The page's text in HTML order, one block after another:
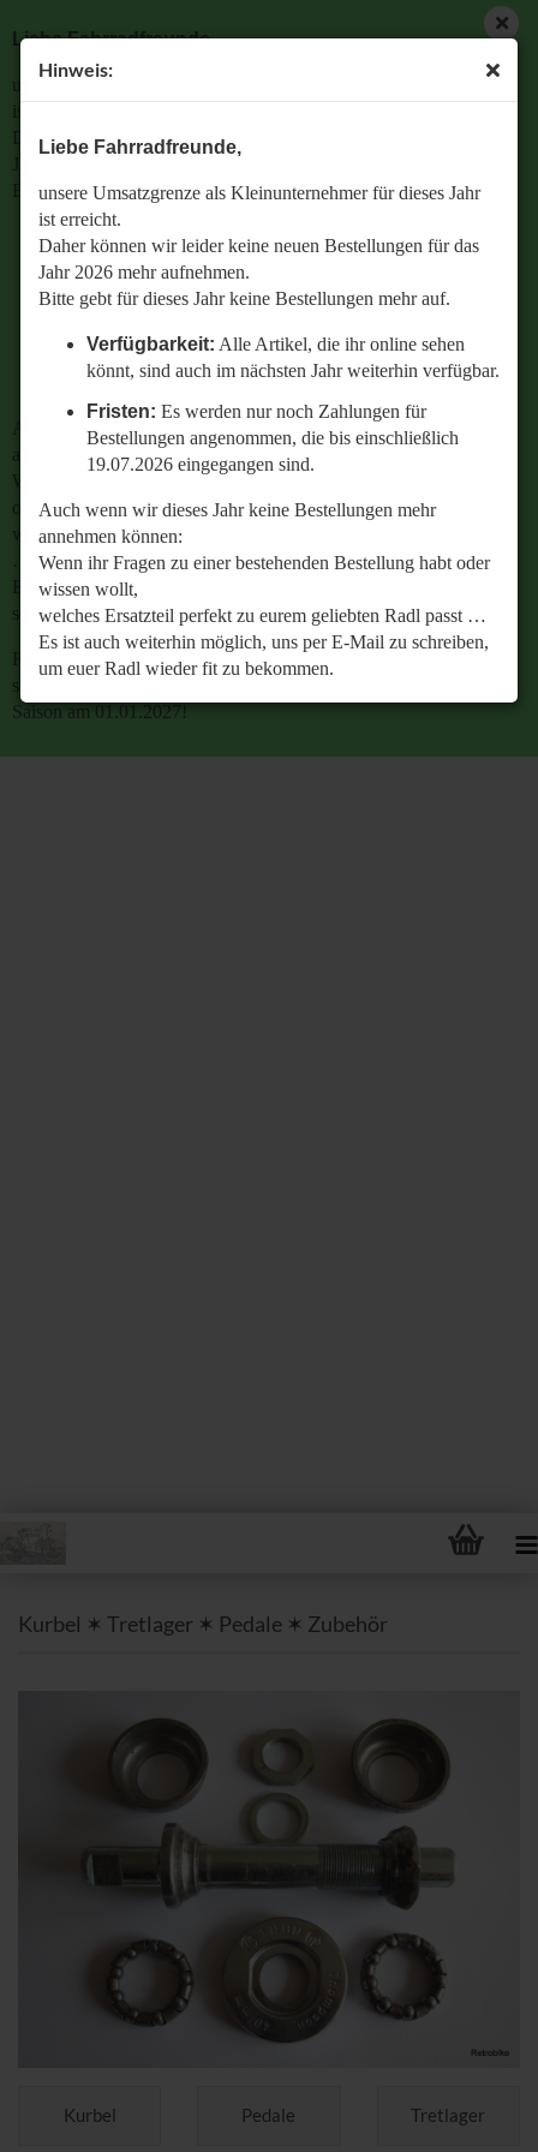
Hinweis:
Liebe Fahrradfreunde,
unsere Umsatzgrenze als Kleinunternehmer für dieses Jahr
ist erreicht.
Daher können wir leider keine neuen Bestellungen für das
Jahr 2026 mehr aufnehmen.
Bitte gebt für dieses Jahr keine Bestellungen mehr auf.
Verfügbarkeit: Alle Artikel, die ihr online sehen
könnt, sind auch im nächsten Jahr weiterhin verfügbar.
Fristen: Es werden nur noch Zahlungen für
Bestellungen angenommen, die bis einschließlich
19.07.2026 eingegangen sind.
Auch wenn wir dieses Jahr keine Bestellungen mehr
annehmen können:
Wenn ihr Fragen zu einer bestehenden Bestellung habt oder
wissen wollt,
welches Ersatzteil perfekt zu eurem geliebten Radl passt …
Es ist auch weiterhin möglich, uns per E-Mail zu schreiben,
um euer Radl wieder fit zu bekommen.
Retrobike wünscht euch eine gesunde Radlzeit und freut
Liebe Fahrradfreunde,
unsere Umsatzgrenze als Kleinunternehmer für dieses Jahr
ist erreicht.
Daher können wir leider keine neuen Bestellungen für das
Jahr 2026 mehr aufnehmen.
Bitte gebt für dieses Jahr keine Bestellungen mehr auf.
Verfügbarkeit: Alle Artikel, die ihr online sehen
könnt, sind auch im nächsten Jahr weiterhin
verfügbar.
Bestellungen angenommen, die bis einschließlich
19.07.2026 eingegangen sind.
Auch wenn wir dieses Jahr keine Bestellungen mehr
annehmen können:
Wenn ihr Fragen zu einer bestehenden Bestellung habt
oder wissen wollt,
welches Ersatzteil perfekt zu eurem geliebten Radl passt
…
Es ist auch weiterhin möglich, uns per E-Mail zu
schreiben, um euer Radl wieder fit zu bekommen.
Retrobike wünscht euch eine gesunde Radlzeit und freut
sich schon jetzt auf den gemeinsamen Start in die neue
Saison am 01.01.2027!
Kurbel ✶ Tretlager ✶ Pedale ✶ Zubehör
Kurbel Pedale Tretlager